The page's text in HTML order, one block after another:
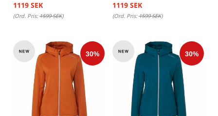
1119 SEK
(Ord. Pris:1599 SEK)
1119 SEK
(Ord. Pris:1599 SEK)